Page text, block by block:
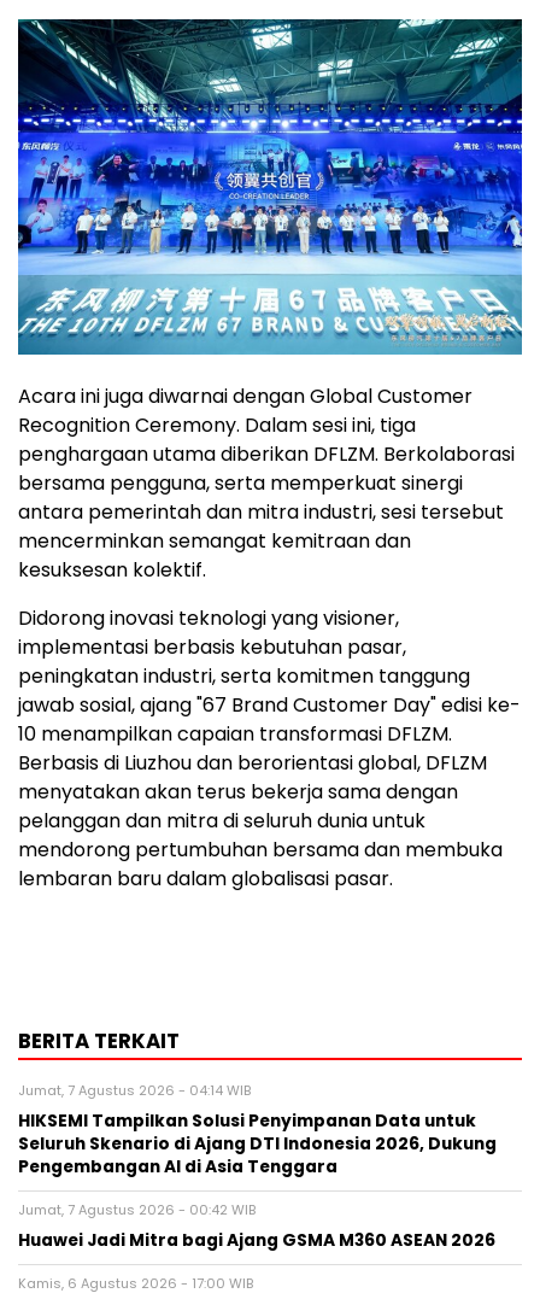
Acara ini juga diwarnai dengan Global Customer
Recognition Ceremony. Dalam sesi ini, tiga
penghargaan utama diberikan DFLZM. Berkolaborasi
bersama pengguna, serta memperkuat sinergi
antara pemerintah dan mitra industri, sesi tersebut
mencerminkan semangat kemitraan dan
kesuksesan kolektif.
Didorong inovasi teknologi yang visioner,
implementasi berbasis kebutuhan pasar,
peningkatan industri, serta komitmen tanggung
jawab sosial, ajang "67 Brand Customer Day" edisi ke-
10 menampilkan capaian transformasi DFLZM.
Berbasis di Liuzhou dan berorientasi global, DFLZM
menyatakan akan terus bekerja sama dengan
pelanggan dan mitra di seluruh dunia untuk
mendorong pertumbuhan bersama dan membuka
lembaran baru dalam globalisasi pasar.
BERITA TERKAIT
Jumat, 7 Agustus 2026 - 04:14 WIB
HIKSEMI Tampilkan Solusi Penyimpanan Data untuk
Seluruh Skenario di Ajang DTI Indonesia 2026, Dukung
Pengembangan AI di Asia Tenggara
Jumat, 7 Agustus 2026 - 00:42 WIB
Huawei Jadi Mitra bagi Ajang GSMA M360 ASEAN 2026
Kamis, 6 Agustus 2026 - 17:00 WIB